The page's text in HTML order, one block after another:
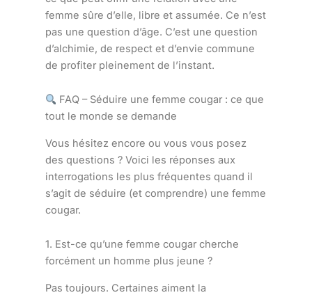
femme sûre d’elle, libre et assumée. Ce n’est
pas une question d’âge. C’est une question
d’alchimie, de respect et d’envie commune
de profiter pleinement de l’instant.
FAQ – Séduire une femme cougar : ce que
tout le monde se demande
Vous hésitez encore ou vous vous posez
des questions ? Voici les réponses aux
interrogations les plus fréquentes quand il
s’agit de séduire (et comprendre) une femme
cougar.
1. Est-ce qu’une femme cougar cherche
forcément un homme plus jeune ?
Pas toujours. Certaines aiment la